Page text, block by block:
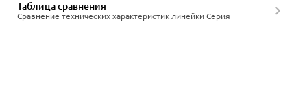
Сравнение технических характеристик линейки Серия
Таблица сравнения